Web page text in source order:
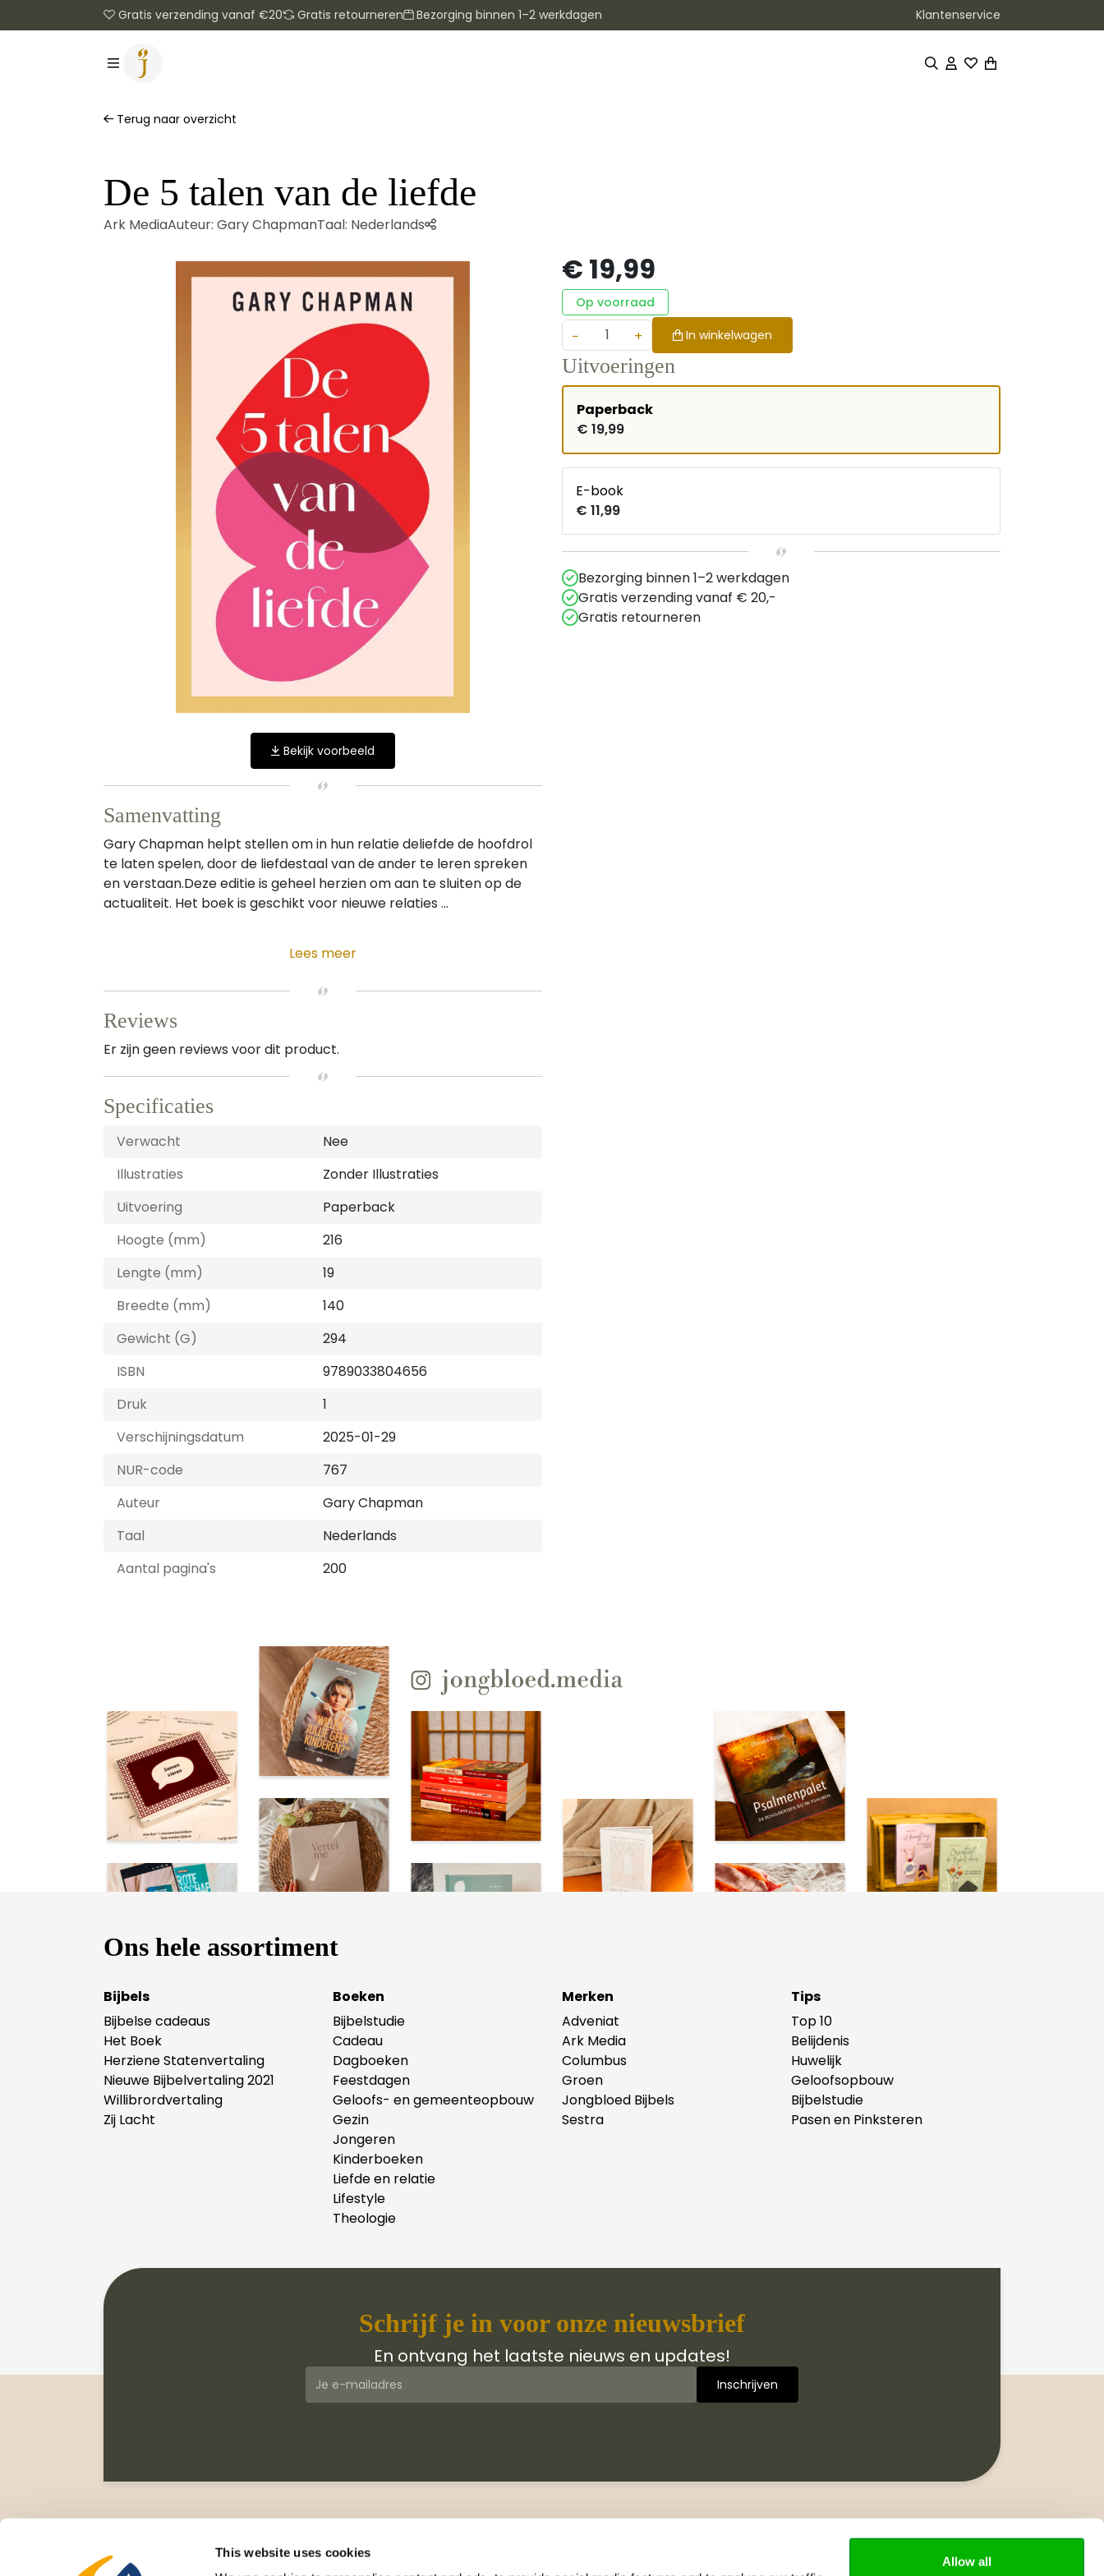
This website uses cookies
Allow all
Gratis verzending vanaf €20 Gratis retourneren Bezorging binnen 1–2 werkdagen Klantenservice
Terug naar overzicht
De 5 talen van de liefde
Ark MediaAuteur: Gary ChapmanTaal: Nederlands
Bekijk voorbeeld
Samenvatting
Gary Chapman helpt stellen om in hun relatie deliefde de hoofdrol
te laten spelen, door de liefdestaal van de ander te leren spreken
en verstaan.Deze editie is geheel herzien om aan te sluiten op de
actualiteit. Het boek is geschikt voor nieuwe relaties ...
Lees meer
Reviews
Er zijn geen reviews voor dit product.
Specificaties
Verwacht
Nee
Illustraties
Zonder Illustraties
Uitvoering
Paperback
Hoogte (mm)
216
Lengte (mm)
19
Breedte (mm)
140
Gewicht (G)
294
ISBN
9789033804656
Druk
1
Verschijningsdatum
2025-01-29
NUR-code
767
Auteur
Gary Chapman
Taal
Nederlands
Aantal pagina's
200
€ 19,99
Op voorraad
− + In winkelwagen
Uitvoeringen
Paperback
€ 19,99
E-book
€ 11,99
Bezorging binnen 1–2 werkdagen
Gratis verzending vanaf € 20,-
Gratis retourneren
Ons hele assortiment
Bijbels
Bijbelse cadeaus
Het Boek
Herziene Statenvertaling
Nieuwe Bijbelvertaling 2021
Willibrordvertaling
Zij Lacht
Boeken
Bijbelstudie
Cadeau
Dagboeken
Feestdagen
Geloofs- en gemeenteopbouw
Gezin
Jongeren
Kinderboeken
Liefde en relatie
Lifestyle
Theologie
Merken
Adveniat
Ark Media
Columbus
Groen
Jongbloed Bijbels
Sestra
Tips
Top 10
Belijdenis
Huwelijk
Geloofsopbouw
Bijbelstudie
Pasen en Pinksteren
Schrijf je in voor onze nieuwsbrief
En ontvang het laatste nieuws en updates!
Veelgestelde vragen
Wie zijn wij